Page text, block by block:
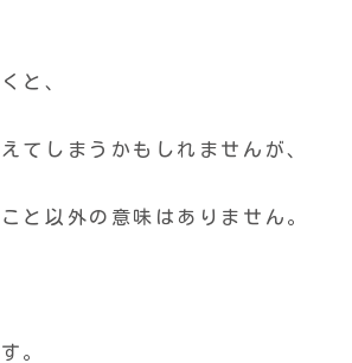
と、
てしまうかもしれませんが、
と以外の意味はありません。
。